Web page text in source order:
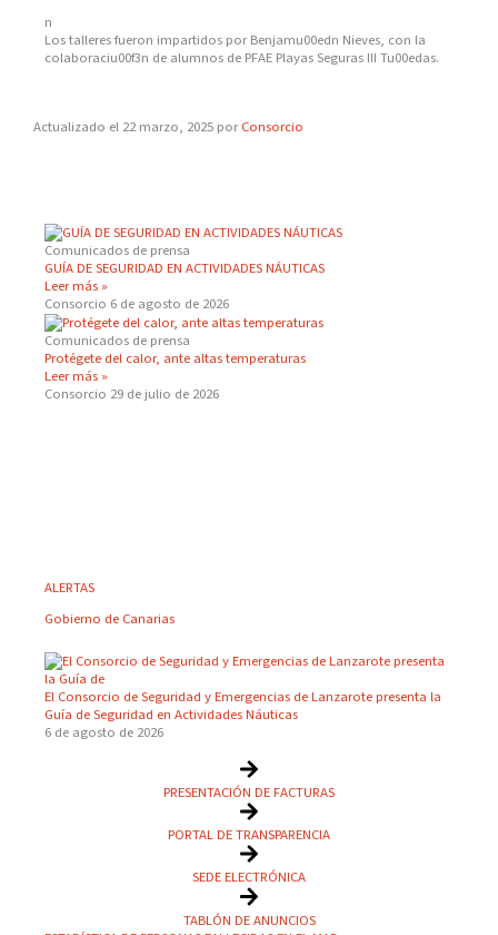
n
Los talleres fueron impartidos por Benjamu00edn Nieves, con la
colaboraciu00f3n de alumnos de PFAE Playas Seguras III Tu00edas.
Actualizado el 22 marzo, 2025 por Consorcio
Comunicados de prensa
GUÍA DE SEGURIDAD EN ACTIVIDADES NÁUTICAS
Leer más »
Consorcio 6 de agosto de 2026
Comunicados de prensa
Protégete del calor, ante altas temperaturas
Leer más »
Consorcio 29 de julio de 2026
ALERTAS
Gobierno de Canarias
El Consorcio de Seguridad y Emergencias de Lanzarote presenta la
Guía de Seguridad en Actividades Náuticas
6 de agosto de 2026
PRESENTACIÓN DE FACTURAS
PORTAL DE TRANSPARENCIA
SEDE ELECTRÓNICA
TABLÓN DE ANUNCIOS